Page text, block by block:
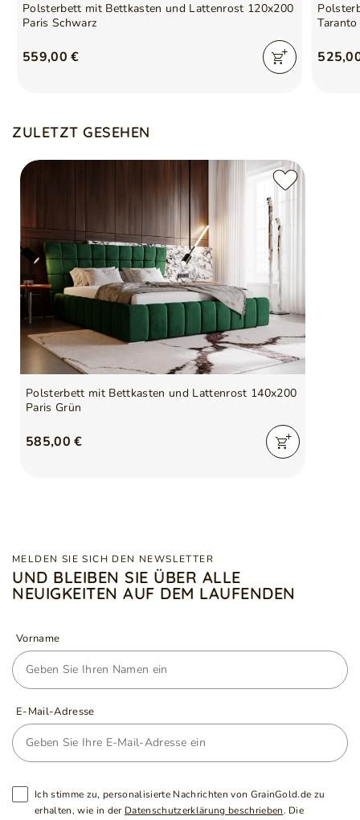
Polsterbett mit Bettkasten und Lattenrost 120x200
Paris Schwarz
559,00 €
ZULETZT GESEHEN
Polsterbett mit Bettkasten und Lattenrost 140x200
Paris Grün
585,00 €
MELDEN SIE SICH DEN NEWSLETTER
UND BLEIBEN SIE ÜBER ALLE
NEUIGKEITEN AUF DEM LAUFENDEN
Vorname
E-Mail-Adresse
Ich stimme zu, personalisierte Nachrichten von GrainGold.de zu
erhalten, wie in der Datenschutzerklärung beschrieben. Die